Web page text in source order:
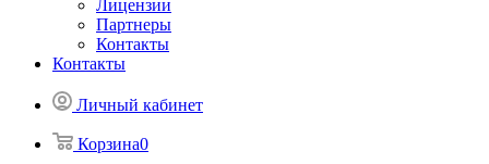
Лицензии
Партнеры
Контакты
Контакты
Личный кабинет
Корзина0